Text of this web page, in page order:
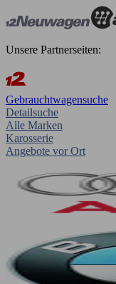
Unsere Partnerseiten:
Gebrauchtwagensuche
Detailsuche
Alle Marken
Karosserie
Angebote vor Ort